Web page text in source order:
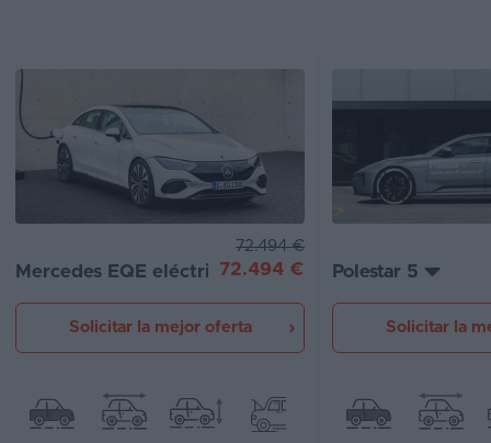
Eléctricos
Híbridos
Asistente
Foro
de
opiniones
de
compra
Mercedes EQE eléctrico
72.494 €
72.494 €
Solicitar la mejor oferta
Polestar 5
Solicitar la